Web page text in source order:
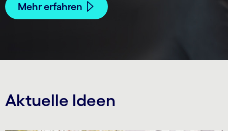
Mehr erfahren
Aktuelle Ideen